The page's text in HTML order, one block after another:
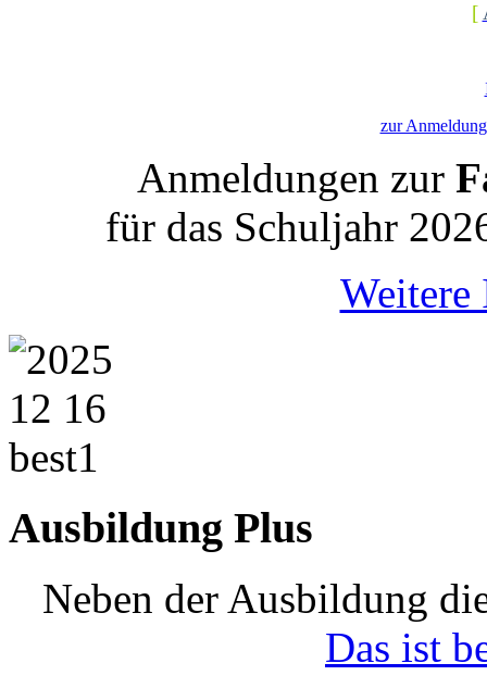
[
zur
Anmeldungen zur
für das Schuljahr
Weitere
Ausbildung Plus
Neben der Ausbildung
Das ist